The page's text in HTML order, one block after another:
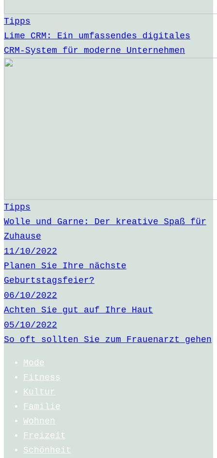
Tipps
Lime CRM: Ein umfassendes digitales
CRM-System für moderne Unternehmen
Tipps
Wolle und Garne: Der kreative Spaß für
Zuhause
11/10/2022
Planen Sie Ihre nächste
Geburtstagsfeier?
06/10/2022
Achten Sie gut auf Ihre Haut
05/10/2022
So oft sollten Sie zum Frauenarzt gehen
Mode
Fitness
Kultur
Familie
Wohnen
Freizeit
Schönheit